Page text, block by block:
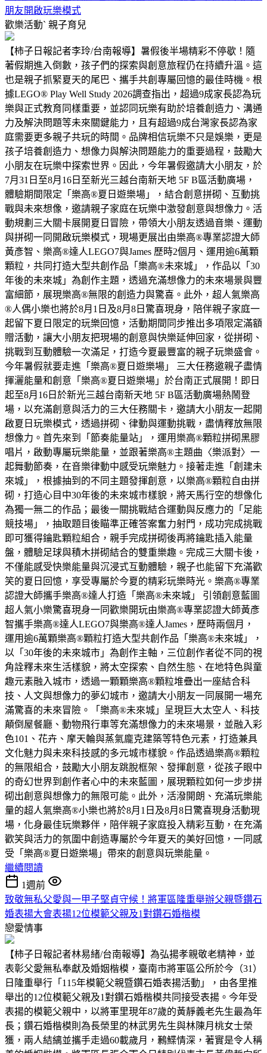
朋友開啟玩樂模式
歡樂活動ˋ 親子育兒
【柿子日報記者李玲/台南報導】暑假後半場精彩不停歇！隨
著假期進入倒數，孩子們的探索與創意旅程仍在持續升溫。這
也是親子抓緊夏天的尾巴、攜手共創專屬回憶的最佳時機。根
據LEGO® Play Well Study 2026調查指出，超過9成家長認為玩
樂與正式教育同樣重要，並認同玩樂有助於培養創造力、溝通
力及解決問題等未來關鍵能力，且有超過9成台灣家長認為家
庭需要更多親子共玩的時間。品牌相信玩樂不只是娛樂，更是
孩子培養創造力、想像力與解決問題能力的重要過程，鼓勵大
小朋友在玩樂中探索世界。因此，今年暑假邀請大小朋友，於
7月31日至8月16日至新光三越台南新天地 5F B區活動廣場，
體驗期間限定「樂高®夏日遊樂場」，結合創意拼砌、互動挑
戰與未來想像，邀請親子家庭在玩樂中激發創意與想像力。活
動規劃三大關卡展開夏日冒險，帶領大小朋友透過音樂、運動
與拼砌一同開啟玩樂模式，現場更展出由樂高®專業認證大師
黃彥智、樂高®達人LEGO7與James 歷時2個月、運用逾6萬顆
顆粒，共同打造大型共創作品「樂高®未來城」，作品以「30
年後的未來城」為創作主題，透過充滿想像力的未來場景與豐
富細節，展現樂高®無限的創造力與驚喜。此外，超人氣樂高
®人偶小樂也將於8月1日及8月8日驚喜現身，陪伴親子家庭一
起留下夏日限定的玩樂回憶，活動期間同步推出多項限定滿額
贈活動，讓大小朋友把現場的創意與快樂延伸回家，從拼砌、
挑戰到互動體驗一次滿足，打造今夏最豐富的親子玩樂盛會。
今年暑假就要走進「樂高®夏日遊樂場」 三大任務邀親子盡情
揮灑能量和創意「樂高®夏日遊樂場」於台南正式展開！即日
起至8月16日於新光三越台南新天地 5F B區活動廣場熱鬧登
場，以充滿創意與活力的三大任務關卡，邀請大小朋友一起開
啟夏日玩樂模式，透過拼砌、律動與運動挑戰，盡情釋放無限
想像力。首先來到「節奏能量站」，運用樂高®顆粒拼砌黑膠
唱片，啟動專屬玩樂能量，並跟著樂高®主題曲〈樂派對〉一
起舞動節奏，在音樂律動中感受玩樂魅力。接著走進「創建未
來城」，根據抽到的不同主題發揮創意，以樂高®顆粒自由拼
砌，打造心目中30年後的未來城市樣貌，將天馬行空的想像化
為獨一無二的作品；最後一關挑戰結合運動與反應力的「足能
競技場」，抽取題目後瞄準正確答案奮力射門，成功完成挑戰
即可獲得鑰匙顆粒組合，親手完成拼砌後再將鑰匙插入能量
盤，體驗足球與積木拼砌結合的雙重樂趣。完成三大關卡後，
不僅能感受快樂能量與沉浸式互動體驗，親子也能留下充滿歡
笑的夏日回憶，享受專屬於今夏的精彩玩樂時光。樂高®專業
認證大師攜手樂高®達人打造「樂高®未來城」 引領創意藍圖
超人氣小樂驚喜現身一同歡樂開玩由樂高®專業認證大師黃彥
智攜手樂高®達人LEGO7與樂高®達人James，歷時兩個月，
運用逾6萬顆樂高®顆粒打造大型共創作品「樂高®未來城」，
以「30年後的未來城市」為創作主軸，三位創作者從不同的視
角詮釋未來生活樣貌，將太空探索、自然生態、在地特色與童
趣元素融入城市，透過一顆顆樂高®顆粒堆疊出一座結合科
技、人文與想像力的夢幻城市，邀請大小朋友一同展開一場充
滿驚喜的未來冒險。「樂高®未來城」呈現巨大太空人、科技
顛倒屋餐廳、動物飛行車等充滿想像力的未來場景，並融入彩
色101、花卉、摩天輪與蒸氣龐克建築等特色元素，打造兼具
文化魅力與未來科技感的多元城市樣貌。作品透過樂高®顆粒
的無限組合，鼓勵大小朋友跳脫框架、發揮創意，從孩子眼中
的奇幻世界到創作者心中的未來藍圖，展現顆粒如何一步步拼
砌出創意與想像力的無限可能。此外，活潑開朗、充滿玩樂能
量的超人氣樂高®小樂也將於8月1日及8月8日驚喜現身活動現
場，化身最佳玩樂夥伴，陪伴親子家庭投入精彩互動，在充滿
歡笑與活力的氛圍中創造專屬於今年夏天的美好回憶，一同感
受「樂高®夏日遊樂場」帶來的創意與玩樂能量。
繼續閱讀
1週前
致敬無私父愛與一甲子堅貞守候！將軍區隆重舉辦父親暨鑽石
婚表揚大會表揚12位模範父親及1對鑽石婚楷模
戀愛情事
【柿子日報記者林易緒/台南報導】為弘揚孝親敬老精神，並
表彰父愛無私奉獻及婚姻楷模，臺南市將軍區公所於今（31）
日隆重舉行「115年模範父親暨鑽石婚表揚活動」，由各里推
舉出的12位模範父親及1對鑽石婚楷模共同接受表揚。今年受
表揚的模範父親中，以將軍里現年87歲的黃靜義老先生最為年
長；鑽石婚楷模則為長榮里的林武男先生與林陳月桃女士榮
獲，兩人結縭並攜手走過60載歲月，鶼鰈情深，著實是令人稱